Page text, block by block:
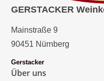
GERSTACKER
Mainstraße 9
90451 Nürnberg
Gerstacker
Über uns